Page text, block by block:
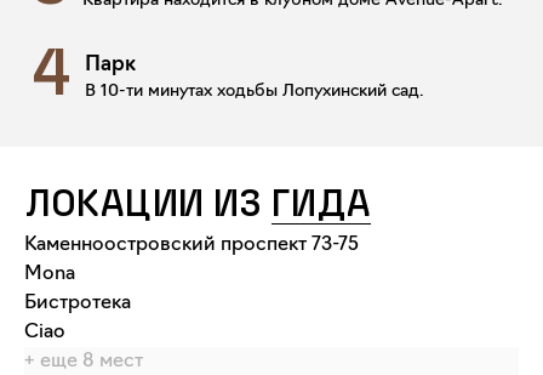
4 Парк
В 10-ти минутах ходьбы Лопухинский сад.
ЛОКАЦИИ ИЗ ГИДА
Каменноостровский проспект 73-75
Mona
Бистротека
Ciao
+ еще 8 мест